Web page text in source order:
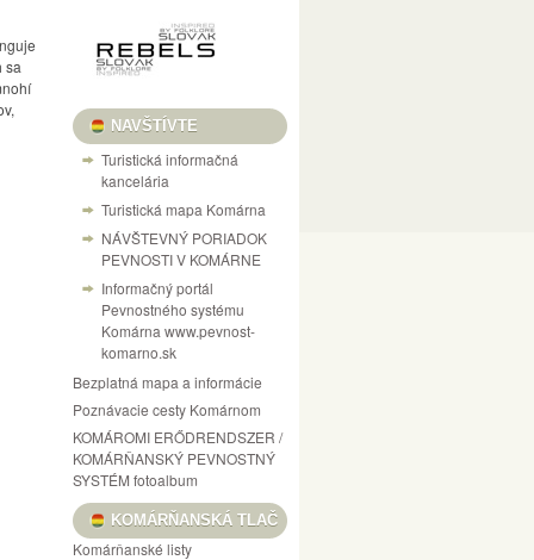
sa
NAVŠTÍVTE
Turistická informačná
kancelária
Turistická mapa Komárna
NÁVŠTEVNÝ PORIADOK
PEVNOSTI V KOMÁRNE
Informačný portál
Pevnostného systému
Komárna www.pevnost-
komarno.sk
Bezplatná mapa a informácie
Poznávacie cesty Komárnom
KOMÁROMI ERŐDRENDSZER /
KOMÁRŇANSKÝ PEVNOSTNÝ
SYSTÉM fotoalbum
KOMÁRŇANSKÁ TLAČ
Komárňanské listy